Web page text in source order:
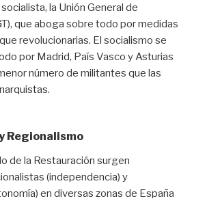
la Unión General de
que aboga sobre todo por medidas
revolucionarias. El socialismo se
por Madrid, País Vasco y Asturias
número de militantes que las
Regionalismo
de la Restauración surgen
(independencia) y
en diversas zonas de España